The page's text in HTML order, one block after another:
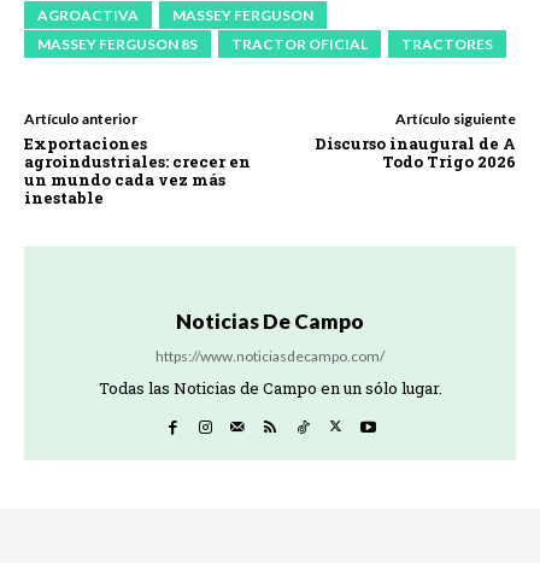
AGROACTIVA
MASSEY FERGUSON
MASSEY FERGUSON 8S
TRACTOR OFICIAL TRACTORES
Artículo anterior
Exportaciones
agroindustriales: crecer en
un mundo cada vez más
inestable
Artículo siguiente
Discurso inaugural de A
Todo Trigo 2026
Noticias De Campo
https://www.noticiasdecampo.com/
Todas las Noticias de Campo en un sólo lugar.